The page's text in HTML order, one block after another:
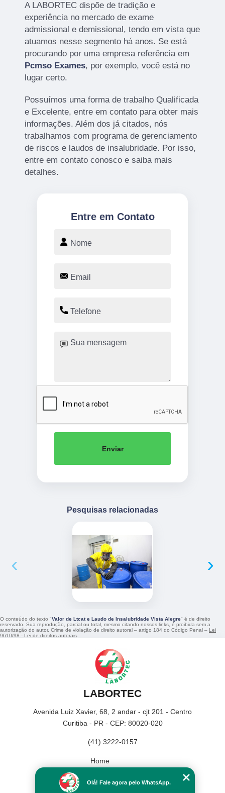
A LABORTEC dispõe de tradição e
experiência no mercado de exame
admissional e demissional, tendo em vista que
atuamos nesse segmento há anos. Se está
procurando por uma empresa referência em
Pcmso Exames, por exemplo, você está no
lugar certo.
Possuímos uma forma de trabalho Qualificada
e Excelente, entre em contato para obter mais
informações. Além dos já citados, nós
trabalhamos com programa de gerenciamento
de riscos e laudos de insalubridade. Por isso,
entre em contato conosco e saiba mais
detalhes.
Entre em Contato
Enviar
Pesquisas relacionadas
‹ ›
O conteúdo do texto "Valor de Ltcat e Laudo de Insalubridade Vista Alegre" é de direito
reservado. Sua reprodução, parcial ou total, mesmo citando nossos links, é proibida sem a
autorização do autor. Crime de violação de direito autoral – artigo 184 do Código Penal – Lei
9610/98 - Lei de direitos autorais
LABORTEC
Avenida Luiz Xavier, 68, 2 andar - cjt 201 - Centro
Curitiba - PR - CEP: 80020-020
(41) 3222-0157
Home
Missão
Olá! Fale agora pelo WhatsApp.